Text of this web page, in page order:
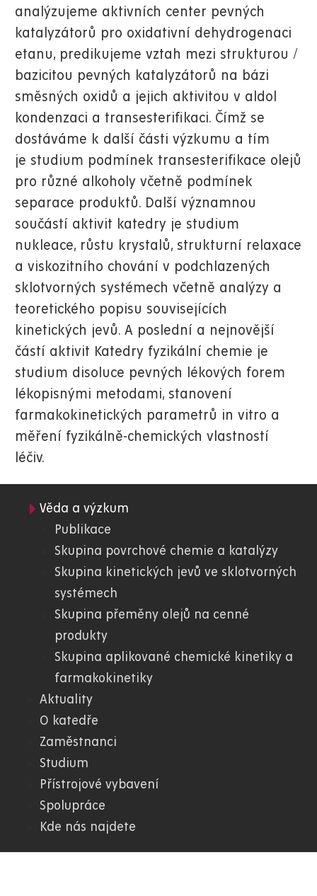
analýzujeme aktivních center pevných
katalyzátorů pro oxidativní dehydrogenaci
etanu, predikujeme vztah mezi strukturou /
bazicitou pevných katalyzátorů na bázi
směsných oxidů a jejich aktivitou v aldol
kondenzaci a transesterifikaci. Čímž se
dostáváme k další části výzkumu a tím
je studium podmínek transesterifikace olejů
pro různé alkoholy včetně podmínek
separace produktů. Další významnou
součástí aktivit katedry je studium
nukleace, růstu krystalů, strukturní relaxace
a viskozitního chování v podchlazených
sklotvorných systémech včetně analýzy a
teoretického popisu souvisejících
kinetických jevů. A poslední a nejnovější
částí aktivit Katedry fyzikální chemie je
studium disoluce pevných lékových forem
lékopisnými metodami, stanovení
farmakokinetických parametrů in vitro a
měření fyzikálně-chemických vlastností
léčiv.
FChT
Věda a výzkum
Publikace
Skupina povrchové chemie a katalýzy
Skupina kinetických jevů ve sklotvorných
systémech
Skupina přeměny olejů na cenné
produkty
Skupina aplikované chemické kinetiky a
farmakokinetiky
Aktuality
O katedře
Zaměstnanci
Studium
Přístrojové vybavení
Spolupráce
Kde nás najdete